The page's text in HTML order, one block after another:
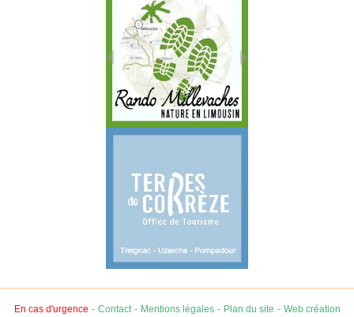
En cas d'urgence - Contact- Mentions légales- Plan du site - Web création